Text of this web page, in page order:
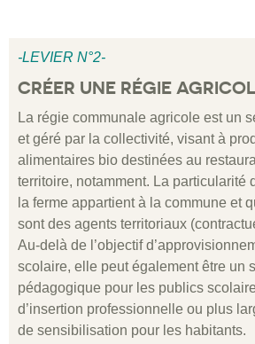
-LEVIER N°2-
CRÉER UNE RÉGIE
La régie communale agricole est un
et géré par la collectivité, visant à
alimentaires bio destinées au
territoire, notamment. La particularité
la ferme appartient à la commune et
sont des agents territoriaux
Au-delà de l’objectif
scolaire, elle peut également être un
pédagogique pour les publics
d’insertion professionnelle ou plus
de sensibilisation pour les habitants.